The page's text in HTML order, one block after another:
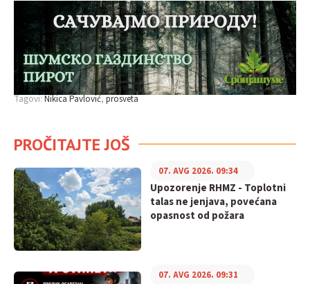
Tagovi:Nikica Pavlović prosveta
PROČITAJTE JOŠ
Upozorenje RHMZ - Toplotni
talas ne jenjava, povećana
opasnost od požara
07. AVG 2026. 09:34
07. AVG 2026. 09:31